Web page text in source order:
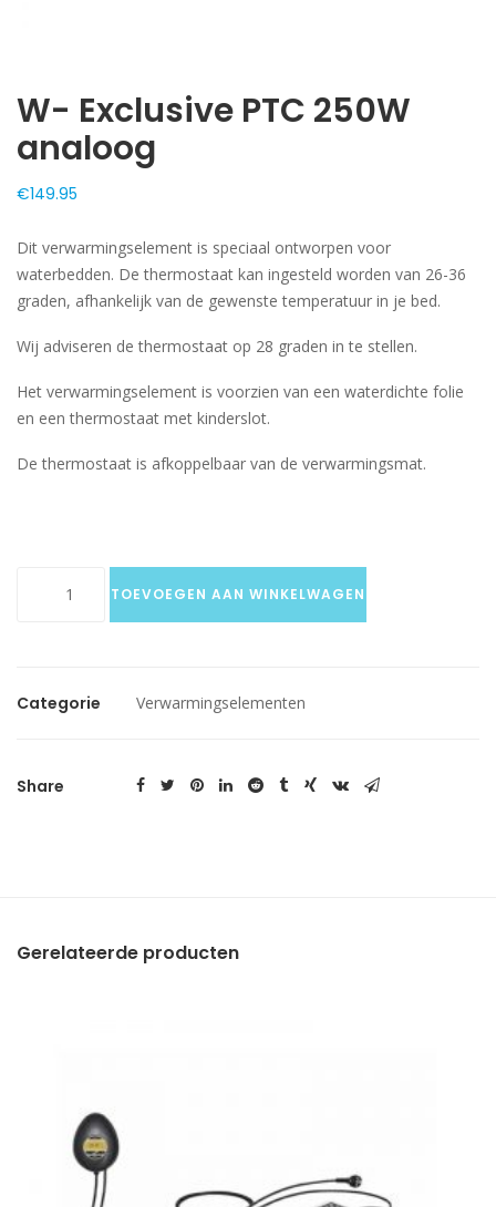
W- Exclusive PTC 250W
analoog
€149.95
Dit verwarmingselement is speciaal ontworpen voor
waterbedden. De thermostaat kan ingesteld worden van 26-36
graden, afhankelijk van de gewenste temperatuur in je bed.
Wij adviseren de thermostaat op 28 graden in te stellen.
Het verwarmingselement is voorzien van een waterdichte folie
en een thermostaat met kinderslot.
De thermostaat is afkoppelbaar van de verwarmingsmat.
Exclusive
aantal
TOEVOEGEN AAN WINKELWAGEN
Categorie Verwarmingselementen
Share
Gerelateerde producten